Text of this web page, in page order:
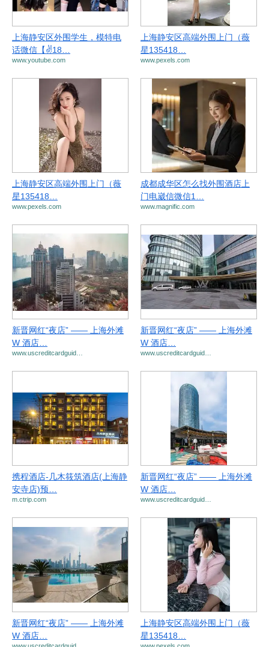
上海静安区外围学生，模特电
话微信【✌18…
www.youtube.com
上海静安区高端外围上门（薇
星135418…
www.pexels.com
上海静安区高端外围上门（薇
星135418…
www.pexels.com
成都成华区怎么找外围酒店上
门电崴信微信1…
www.magnific.com
新晋网红“夜店” —— 上海外滩
W 酒店…
www.uscreditcardguid…
新晋网红“夜店” —— 上海外滩
W 酒店…
www.uscreditcardguid…
携程酒店-几木筱筑酒店(上海静
安寺店)预…
m.ctrip.com
新晋网红“夜店” —— 上海外滩
W 酒店…
www.uscreditcardguid…
新晋网红“夜店” —— 上海外滩
W 酒店…
上海静安区高端外围上门（薇
星135418…